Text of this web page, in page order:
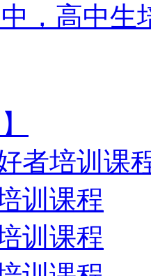
，高中生
者培训课
训课程
训课程